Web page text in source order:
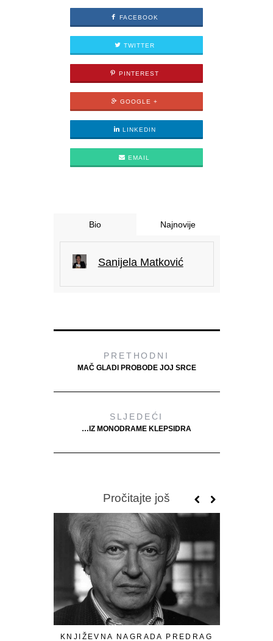
FACEBOOK
TWITTER
PINTEREST
GOOGLE +
LINKEDIN
EMAIL
Bio Najnovije
Sanijela Matković
PRETHODNI
MAČ GLADI PROBODE JOJ SRCE
SLJEDEĆI
…IZ MONODRAME KLEPSIDRA
Pročitajte još
KNJIŽEVNA NAGRADA PREDRAG